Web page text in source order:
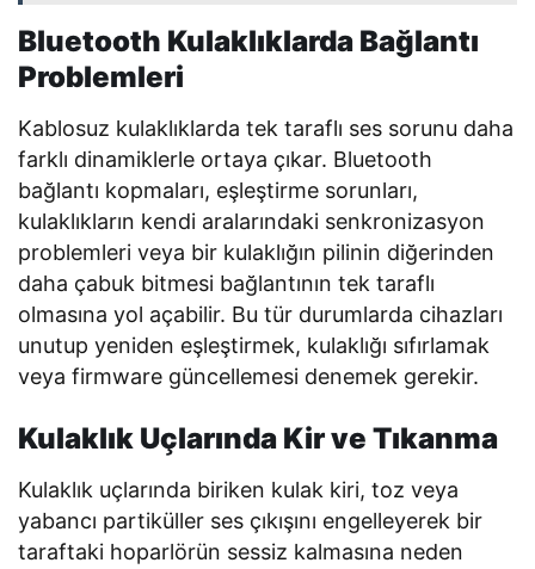
Bluetooth Kulaklıklarda Bağlantı
Problemleri
Kablosuz kulaklıklarda tek taraflı ses sorunu daha
farklı dinamiklerle ortaya çıkar. Bluetooth
bağlantı kopmaları, eşleştirme sorunları,
kulaklıkların kendi aralarındaki senkronizasyon
problemleri veya bir kulaklığın pilinin diğerinden
daha çabuk bitmesi bağlantının tek taraflı
olmasına yol açabilir. Bu tür durumlarda cihazları
unutup yeniden eşleştirmek, kulaklığı sıfırlamak
veya firmware güncellemesi denemek gerekir.
Kulaklık Uçlarında Kir ve Tıkanma
Kulaklık uçlarında biriken kulak kiri, toz veya
yabancı partiküller ses çıkışını engelleyerek bir
taraftaki hoparlörün sessiz kalmasına neden